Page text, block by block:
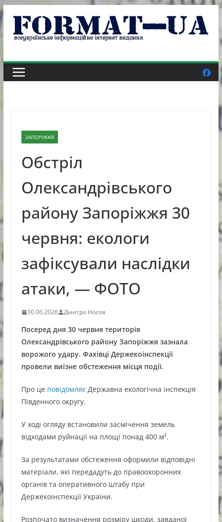
Skip
content
ЗАПОРІЖЖЯ
Обстріл
Олександрівського
району Запоріжжя 30
червня: екологи
зафіксували наслідки
атаки, — ФОТО
30.06.2026 Дмитро Носов
Посеред дня 30 червня територія
Олександрівського району Запоріжжя зазнала
ворожого удару. Фахівці Держекоінспекції
провели виїзне обстеження місця події.
Про це повідомляєДержавна екологічна інспекція
Південного округу.
У ході огляду встановили засмічення земель
відходами руйнації на площі понад 400 м².
За результатами обстеження оформили відповідні
матеріали, які передадуть до правоохоронних
органів та оперативного штабу при
Держекоінспекції України.
Розпочато визначення розміру шкоди, завданої